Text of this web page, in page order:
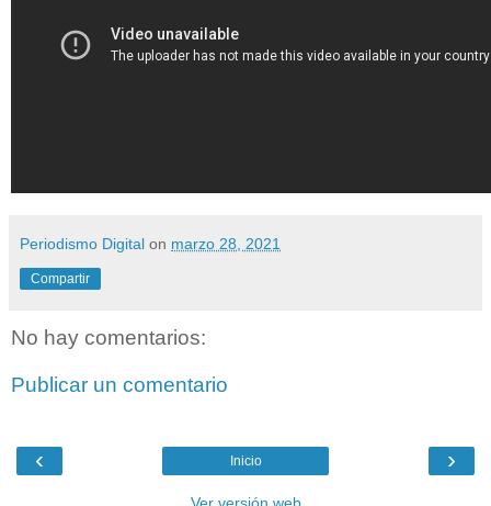
Periodismo Digital on marzo 28, 2021
Compartir
No hay comentarios:
Publicar un comentario
‹ ›
Inicio
Ver versión web